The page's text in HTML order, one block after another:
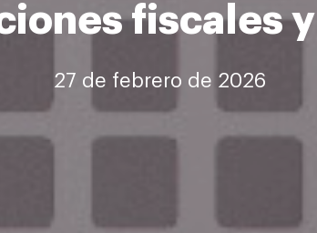
fiscales
27 de febrero de 2026